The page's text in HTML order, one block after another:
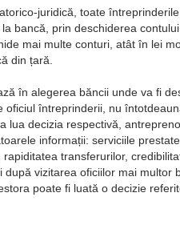
juridică, toate
bancă, prin deschiderea
mai multe conturi, atât în lei
din țară.
în alegerea băncii unde va fi
oficiul întreprinderii, nu
lua decizia respectivă,
informații: serviciile
transferurilor,
după vizitarea oficiilor mai multor
poate fi luată o decizie